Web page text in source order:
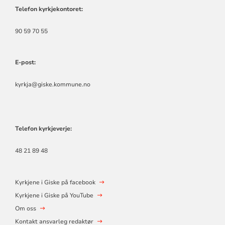
Telefon kyrkjekontoret:
90 59 70 55
E-post:
kyrkja@giske.kommune.no
Telefon kyrkjeverje:
48 21 89 48
Kyrkjene i Giske på facebook
Kyrkjene i Giske på YouTube
Om oss
Kontakt ansvarleg redaktør